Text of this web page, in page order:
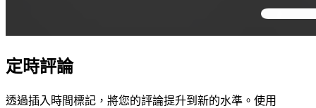
定時評論
透過插入時間標記，將您的評論提升到新的水準。使用